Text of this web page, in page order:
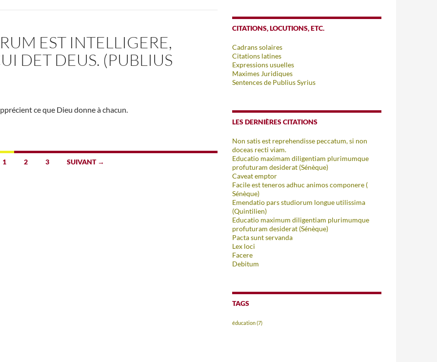
EST INTELLIGERE,
DET DEUS. (PUBLIUS
ce que Dieu donne à chacun.
1 2 3 SUIVANT →
CITATIONS, LOCUTIONS, ETC.
Cadrans solaires
Citations latines
Expressions usuelles
Maximes Juridiques
Sentences de Publius Syrius
LES DERNIÈRES CITATIONS
Non satis est reprehendisse peccatum, si non
doceas recti viam.
Educatio maximam diligentiam plurimumque
profuturam desiderat (Sénèque)
Caveat emptor
Facile est teneros adhuc animos componere (
Sénèque)
Emendatio pars studiorum longue utilissima
(Quintilien)
Educatio maximum diligentiam plurimumque
profuturam desiderat (Sénèque)
Pacta sunt servanda
Lex loci
Facere
Debitum
TAGS
éducation(7)